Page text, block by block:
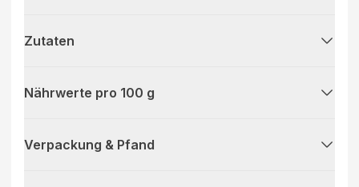
Zutaten
Nährwerte pro 100 g
Verpackung & Pfand